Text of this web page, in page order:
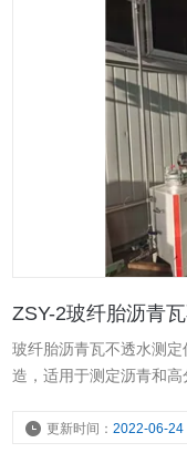
ZSY-2玻纤胎沥青
玻纤胎沥青瓦不透水测
造，适用于测定沥青和高
加压，在测试压力不大
更新时间：2022-06-24